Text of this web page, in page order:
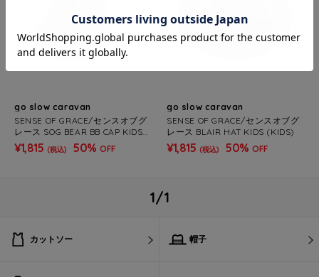
go slow caravan
SENSE OF GRACE/センスオブグ
レース SOG BEAR BB CAP KIDS
(KIDS)
¥1,815 (税込) 50% OFF
go slow caravan
SENSE OF GRACE/センスオブグ
レース BLAIR HAT KIDS (KIDS)
¥1,815 (税込) 50% OFF
1/1
カットソー 帽子